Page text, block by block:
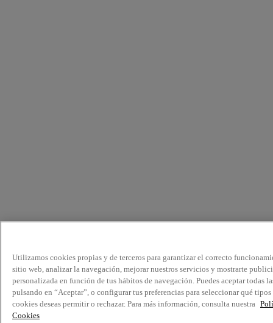
Utilizamos cookies propias y de terceros para garantizar el correcto
sitio web, analizar la navegación, mejorar nuestros servicios y mostrarte
personalizada en función de tus hábitos de navegación. Puedes aceptar todas
pulsando en “Aceptar”, o configurar tus preferencias para seleccionar qué tipos
cookies deseas permitir o rechazar. Para más información, consulta nuestra
Cookies